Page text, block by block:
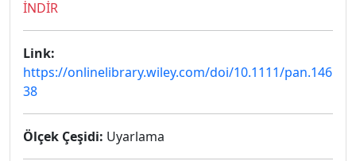
İNDİR
Link:
https://onlinelibrary.wiley.com/doi/10.1111/pan.146
38
Ölçek Çeşidi: Uyarlama